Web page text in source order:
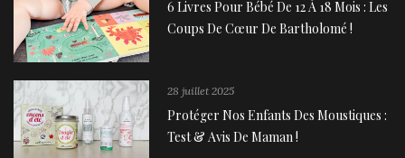
6 Livres Pour Bébé De 12 À 18 Mois : Les
Coups De Cœur De Bartholomé !
28 juillet 2025
Protéger Nos Enfants Des Moustiques :
Test & Avis De Maman !